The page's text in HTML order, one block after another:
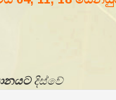
දිස්වේ